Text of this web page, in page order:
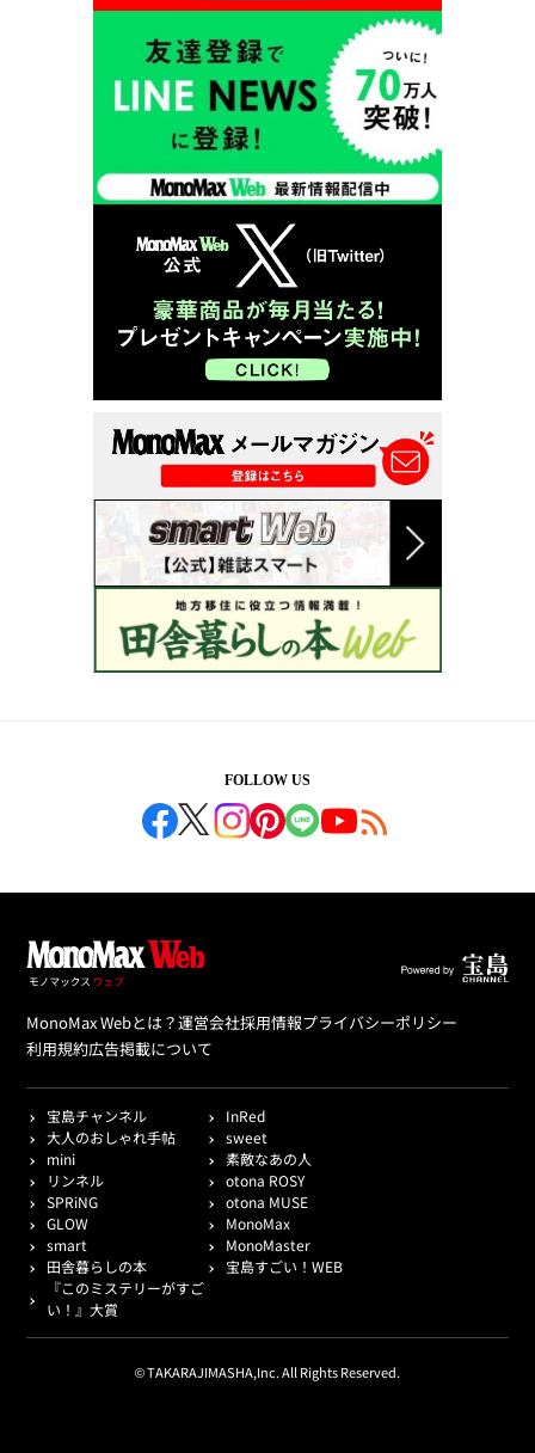
FOLLOW US
MonoMax Webとは？運営会社採用情報プライバシーポリシー
利用規約広告掲載について
宝島チャンネル
InRed
大人のおしゃれ手帖
sweet
mini
素敵なあの人
リンネル
otona ROSY
SPRiNG
otona MUSE
GLOW
MonoMax
smart
MonoMaster
田舎暮らしの本
宝島すごい！WEB
『このミステリーがすご
い！』大賞
© TAKARAJIMASHA,Inc. All Rights Reserved.